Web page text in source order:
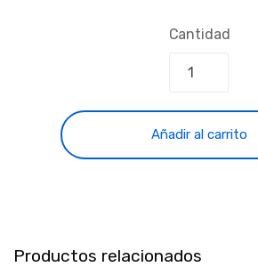
Cantidad
Añadir al carrito
Productos relacionados